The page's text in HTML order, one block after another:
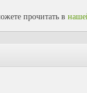
прочитать в